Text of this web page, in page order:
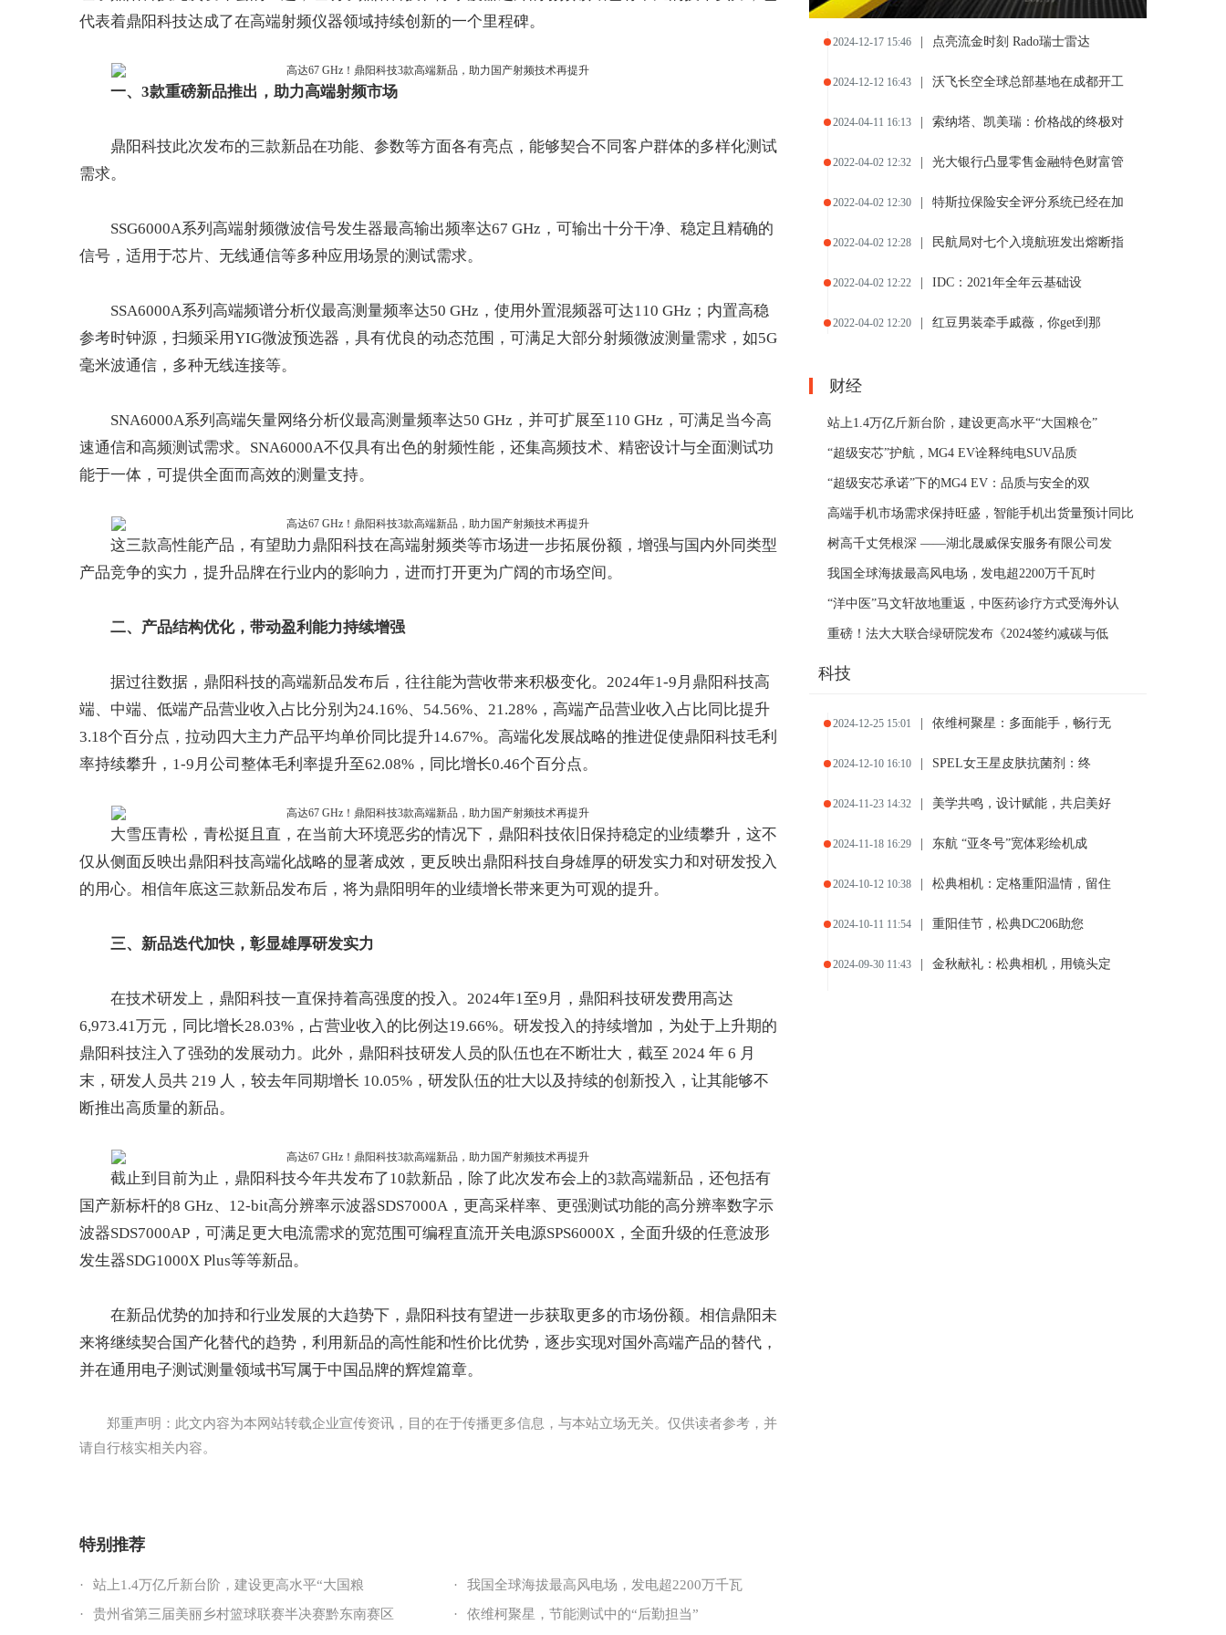
代表着鼎阳科技达成了在高端射频仪器领域持续创新的一个里程碑。
一、 3款重磅新品推出 ，助力高端射频市场
鼎阳科技此次发布的三款新品在功能、参数等方面各有亮点，能够契合不同客户群体的多样化测试
需求。
SSG6000A系列高端射频微波信号发生器最高输出频率达67 GHz，可输出十分干净、稳定且精确的
信号，适用于芯片、无线通信等多种应用场景的测试需求。
SSA6000A系列高端频谱分析仪最高测量频率达50 GHz，使用外置混频器可达110 GHz；内置高稳
参考时钟源，扫频采用YIG微波预选器，具有优良的动态范围，可满足大部分射频微波测量需求，如5G
毫米波通信，多种无线连接等。
SNA6000A系列高端矢量网络分析仪最高测量频率达50 GHz，并可扩展至110 GHz，可满足当今高
速通信和高频测试需求。SNA6000A不仅具有出色的射频性能，还集高频技术、精密设计与全面测试功
能于一体，可提供全面而高效的测量支持。
这三款高性能产品，有望助力鼎阳科技在高端射频类等市场进一步拓展份额，增强与国内外同类型
产品竞争的实力，提升品牌在行业内的影响力，进而打开更为广阔的市场空间。
二、 产品结构优化， 带动盈利能力持续增强
据过往数据，鼎阳科技的高端新品发布后，往往能为营收带来积极变化。2024年1-9月鼎阳科技高
端、中端、低端产品营业收入占比分别为24.16%、54.56%、21.28%，高端产品营业收入占比同比提升
3.18个百分点，拉动四大主力产品平均单价同比提升14.67%。高端化发展战略的推进促使鼎阳科技毛利
率持续攀升，1-9月公司整体毛利率提升至62.08%，同比增长0.46个百分点。
大雪压青松，青松挺且直，在当前大环境恶劣的情况下，鼎阳科技依旧保持稳定的业绩攀升，这不
仅从侧面反映出鼎阳科技高端化战略的显著成效，更反映出鼎阳科技自身雄厚的研发实力和对研发投入
的用心。相信年底这三款新品发布后，将为鼎阳明年的业绩增长带来更为可观的提升。
三、 新品迭代加快 ， 彰显雄厚研发实力
在技术研发上，鼎阳科技一直保持着高强度的投入。2024年1至9月，鼎阳科技研发费用高达
6,973.41万元，同比增长28.03%，占营业收入的比例达19.66%。研发投入的持续增加，为处于上升期的
鼎阳科技注入了强劲的发展动力。此外，鼎阳科技研发人员的队伍也在不断壮大，截至 2024 年 6 月
末，研发人员共 219 人，较去年同期增长 10.05%，研发队伍的壮大以及持续的创新投入，让其能够不
断推出高质量的新品。
截止到目前为止，鼎阳科技今年共发布了10款新品，除了此次发布会上的3款高端新品，还包括有
国产新标杆的8 GHz、12-bit高分辨率示波器SDS7000A，更高采样率、更强测试功能的高分辨率数字示
波器SDS7000AP，可满足更大电流需求的宽范围可编程直流开关电源SPS6000X，全面升级的任意波形
发生器SDG1000X Plus等等新品。
在新品优势的加持和行业发展的大趋势下，鼎阳科技有望进一步获取更多的市场份额。相信鼎阳未
来将继续契合国产化替代的趋势，利用新品的高性能和性价比优势，逐步实现对国外高端产品的替代，
并在通用电子测试测量领域书写属于中国品牌的辉煌篇章。
郑重声明：此文内容为本网站转载企业宣传资讯，目的在于传播更多信息，与本站立场无关。仅供读者参考，并
请自行核实相关内容。
特别推荐
·
站上1.4万亿斤新台阶，建设更高水平“大国粮
·
贵州省第三届美丽乡村篮球联赛半决赛黔东南赛区
·
我国全球海拔最高风电场，发电超2200万千瓦
·
依维柯聚星，节能测试中的“后勤担当”
2024-12-17 15:46 点亮流金时刻 Rado瑞士雷达
2024-12-12 16:43 沃飞长空全球总部基地在成都开工
2024-04-11 16:13 索纳塔、凯美瑞：价格战的终极对
2022-04-02 12:32 光大银行凸显零售金融特色财富管
2022-04-02 12:30 特斯拉保险安全评分系统已经在加
2022-04-02 12:28 民航局对七个入境航班发出熔断指
2022-04-02 12:22 IDC：2021年全年云基础设
2022-04-02 12:20 红豆男装牵手戚薇，你get到那
财经
站上1.4万亿斤新台阶，建设更高水平“大国粮仓”
“超级安芯”护航，MG4 EV诠释纯电SUV品质
“超级安芯承诺”下的MG4 EV：品质与安全的双
高端手机市场需求保持旺盛，智能手机出货量预计同比
树高千丈凭根深 ——湖北晟威保安服务有限公司发
我国全球海拔最高风电场，发电超2200万千瓦时
“洋中医”马文轩故地重返，中医药诊疗方式受海外认
重磅！法大大联合绿研院发布《2024签约减碳与低
科技
2024-12-25 15:01 依维柯聚星：多面能手，畅行无
2024-12-10 16:10 SPEL女王星皮肤抗菌剂：终
2024-11-23 14:32 美学共鸣，设计赋能，共启美好
2024-11-18 16:29 东航 “亚冬号”宽体彩绘机成
2024-10-12 10:38 松典相机：定格重阳温情，留住
2024-10-11 11:54 重阳佳节，松典DC206助您
2024-09-30 11:43 金秋献礼：松典相机，用镜头定